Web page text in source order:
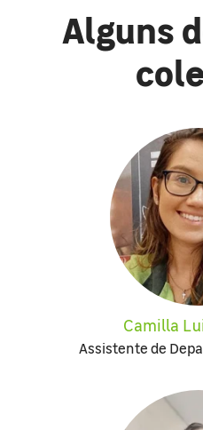
Alguns
Camilla
Assistente de